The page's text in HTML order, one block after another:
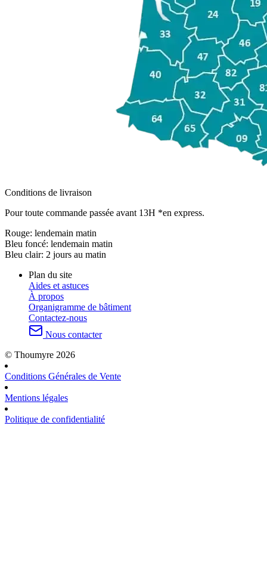
Conditions de livraison
Pour toute commande passée avant 13H *en express.
Rouge: lendemain matin
Bleu foncé: lendemain matin
Bleu clair: 2 jours au matin
Plan du site
Aides et astuces
À propos
Organigramme de bâtiment
Contactez-nous
Nous contacter
© Thoumyre 2026
Conditions Générales de Vente
Mentions légales
Politique de confidentialité